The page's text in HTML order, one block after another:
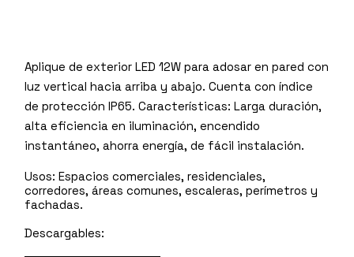
Aplique de exterior LED 12W para adosar en pared con
luz vertical hacia arriba y abajo. Cuenta con índice
de protección IP65. Características: Larga duración,
alta eficiencia en iluminación, encendido
instantáneo, ahorra energía, de fácil instalación.
Usos:Espacios comerciales, residenciales,
corredores, áreas comunes, escaleras, perímetros y
fachadas.
Descargables: